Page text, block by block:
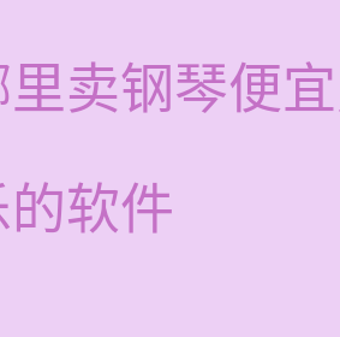
卖钢琴便
软件